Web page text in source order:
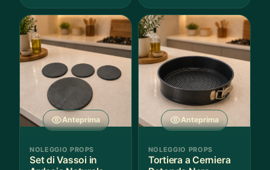
Anteprima
NOLEGGIO PROPS
Set di Vassoi in
Anteprima
NOLEGGIO PROPS
Tortiera a Cerniera